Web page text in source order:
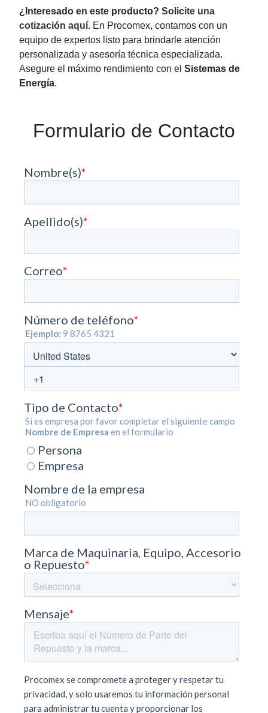
¿Interesado en este producto? Solicite una
cotización aquí. En Procomex, contamos con un
equipo de expertos listo para brindarle atención
personalizada y asesoría técnica especializada.
Asegure el máximo rendimiento con el Sistemas de
Energía.
Formulario de Contacto